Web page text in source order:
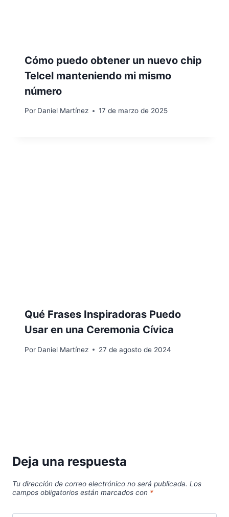
Cómo puedo obtener un nuevo chip
Telcel manteniendo mi mismo
número
Por Daniel Martínez 17 de marzo de 2025
Qué Frases Inspiradoras Puedo
Usar en una Ceremonia Cívica
Por Daniel Martínez 27 de agosto de 2024
Deja una respuesta
Tu dirección de correo electrónico no será publicada. Los
campos obligatorios están marcados con *